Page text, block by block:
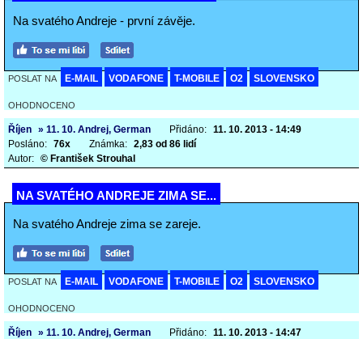
Na svatého Andreje - první závěje.
POSLAT NA E-MAIL VODAFONE T-MOBILE O2 SLOVENSKO
OHODNOCENO
Říjen » 11. 10. Andrej, German Přidáno: 11. 10. 2013 - 14:49
Posláno: 76x Známka: 2,83 od 86 lidí
Autor: © František Strouhal
NA SVATÉHO ANDREJE ZIMA SE...
Na svatého Andreje zima se zareje.
POSLAT NA E-MAIL VODAFONE T-MOBILE O2 SLOVENSKO
OHODNOCENO
Říjen » 11. 10. Andrej, German Přidáno: 11. 10. 2013 - 14:47